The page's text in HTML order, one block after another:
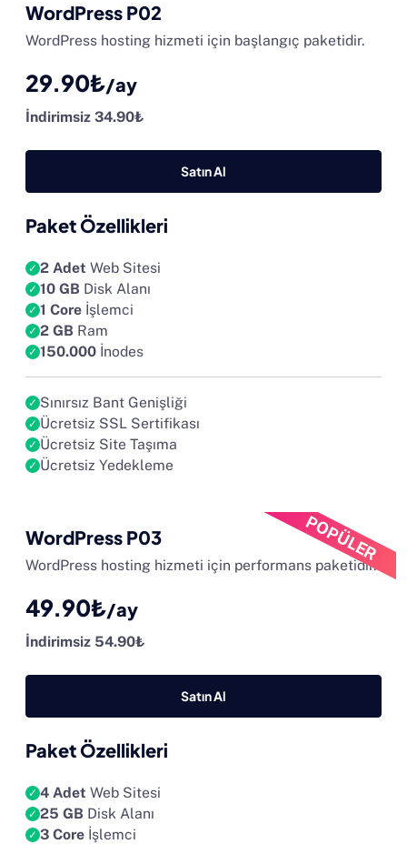
WordPress P02
WordPress hosting hizmeti için başlangıç paketidir.
29.90₺/ay
İndirimsiz 34.90₺
Satın Al
Paket Özellikleri
2 Adet Web Sitesi
10 GB Disk Alanı
1 Core İşlemci
2 GB Ram
150.000 İnodes
Sınırsız Bant Genişliği
Ücretsiz SSL Sertifikası
Ücretsiz Site Taşıma
Ücretsiz Yedekleme
POPÜLER
WordPress P03
WordPress hosting hizmeti için performans paketidir.
49.90₺/ay
İndirimsiz 54.90₺
Satın Al
Paket Özellikleri
4 Adet Web Sitesi
25 GB Disk Alanı
3 Core İşlemci